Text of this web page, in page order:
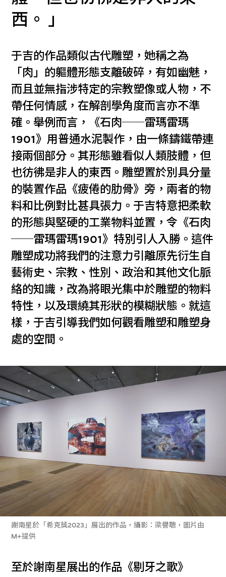
西。
于吉的作品類似古代雕塑，她稱之為
「肉」的軀體形態支離破碎，有如幽魅，
而且並無指涉特定的宗教塑像或人物，不
帶任何情感，在解剖學角度而言亦不準
確。舉例而言，《石肉──雷瑪雷瑪
1901》用普通水泥製作，由一條鑄鐵帶連
接兩個部分。其形態雖看似人類肢體，但
也彷彿是非人的東西。雕塑置於別具分量
的裝置作品《疲倦的肋骨》旁，兩者的物
料和比例對比甚具張力。于吉特意把柔軟
的形態與堅硬的工業物料並置，令《石肉
──雷瑪雷瑪1901》特別引人入勝。這件
雕塑成功將我們的注意力引離原先衍生自
藝術史、宗教、性別、政治和其他文化脈
絡的知識，改為將眼光集中於雕塑的物料
特性，以及環繞其形狀的模糊狀態。就這
樣，于吉引導我們如何觀看雕塑和雕塑身
處的空間。
謝南星於「希克獎2023」展出的作品，攝影：梁譽聰，圖片由
M+提供
至於謝南星展出的作品《剔牙之歌》